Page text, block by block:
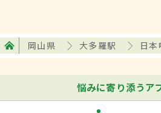
岡山県 大多羅駅 日
悩みに寄り添うア